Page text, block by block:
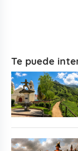
Te puede